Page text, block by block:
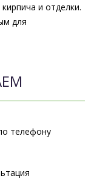
и отделки.
для
телефону